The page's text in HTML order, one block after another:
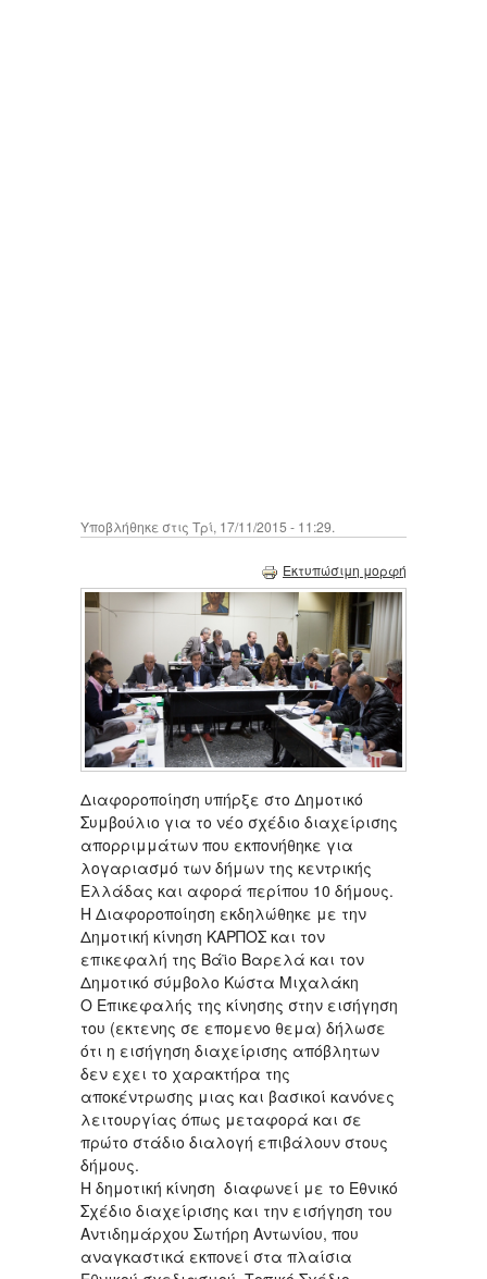
Υποβλήθηκε στις Τρί, 17/11/2015 - 11:29.
Εκτυπώσιμη μορφή
Διαφοροποίηση υπήρξε στο Δημοτικό
Συμβούλιο για το νέο σχέδιο διαχείρισης
απορριμμάτων που εκπονήθηκε για
λογαριασμό των δήμων της κεντρικής
Ελλάδας και αφορά περίπου 10 δήμους.
Η Διαφοροποίηση εκδηλώθηκε με την
Δημοτική κίνηση ΚΑΡΠΟΣ και τον
επικεφαλή της Βάϊο Βαρελά και τον
Δημοτικό σύμβολο Κώστα Μιχαλάκη
Ο Επικεφαλής της κίνησης στην εισήγηση
του (εκτενης σε επομενο θεμα) δήλωσε
ότι η εισήγηση διαχείρισης απόβλητων
δεν εχει το χαρακτήρα της
αποκέντρωσης μιας και βασικοί κανόνες
λειτουργίας όπως μεταφορά και σε
πρώτο στάδιο διαλογή επιβάλουν στους
δήμους.
Η δημοτική κίνηση διαφωνεί με το Εθνικό
Σχέδιο διαχείρισης και την εισήγηση του
Αντιδημάρχου Σωτήρη Αντωνίου, που
αναγκαστικά εκπονεί στα πλαίσια